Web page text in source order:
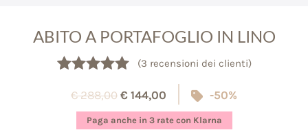
ABITO A PORTAFOGLIO IN LINO
su 5 su
base di
recensioni
(3 recensioni dei clienti)
€288,00 € 144,00 -50%
Paga anche in 3 rate con Klarna